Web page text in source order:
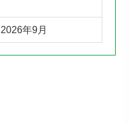
2026年9月